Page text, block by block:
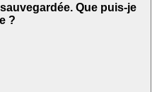
Que puis-je
?